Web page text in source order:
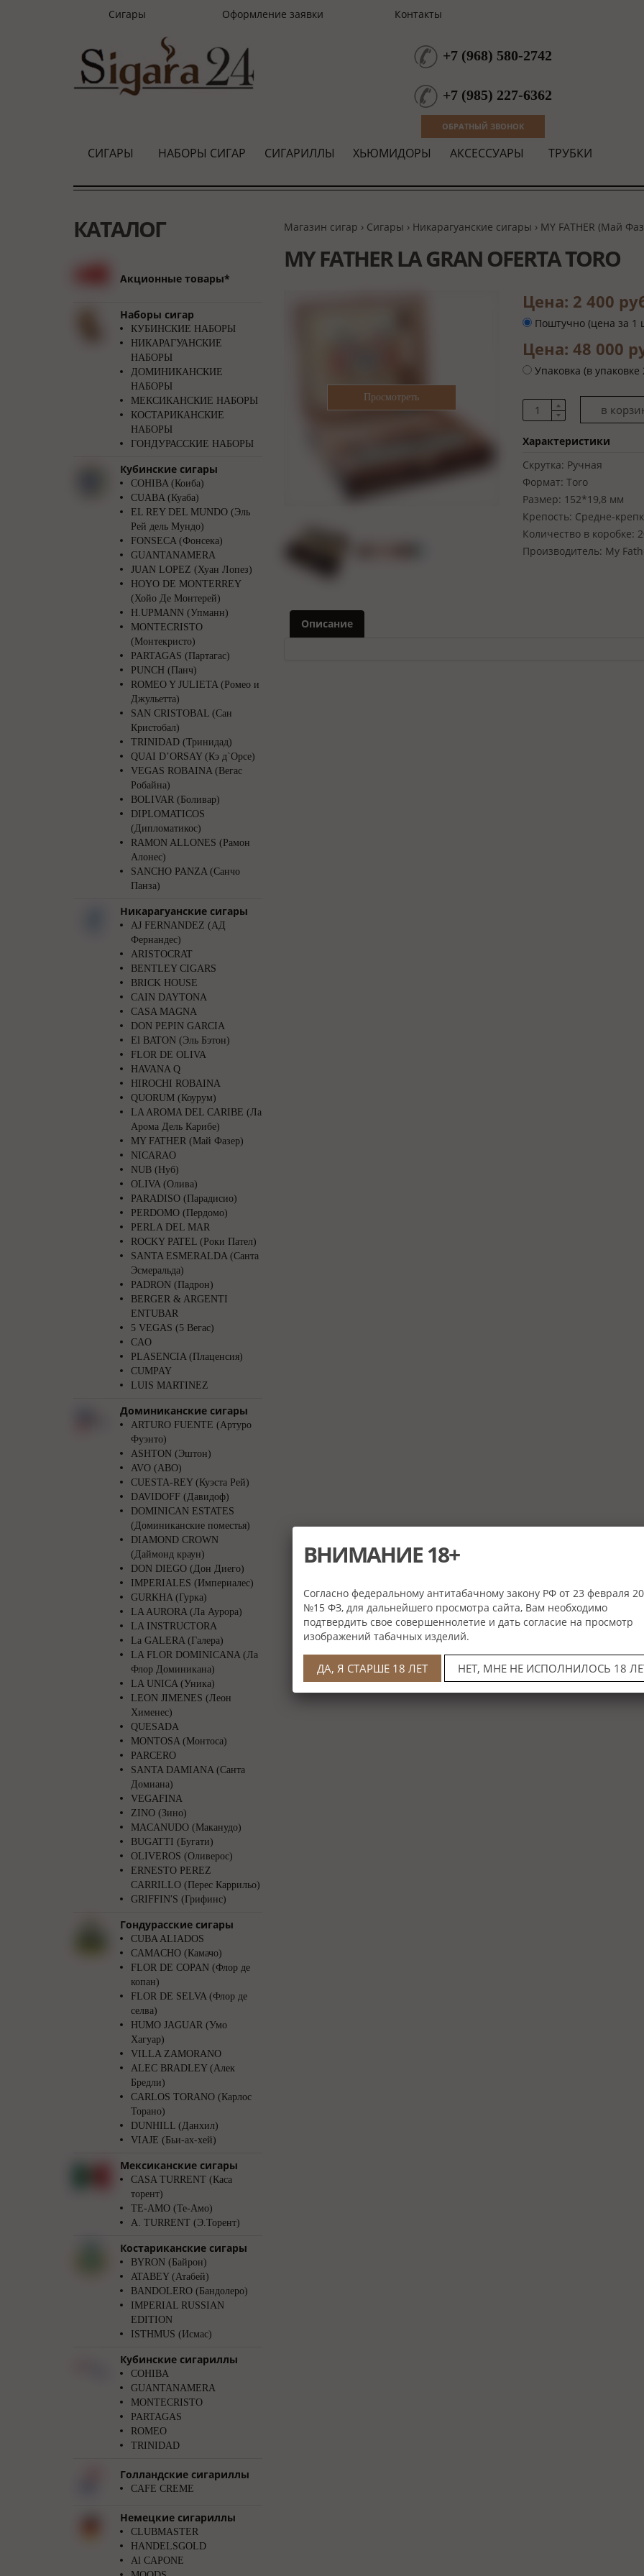
Сигары Оформление заявки Контакты
+7 (968) 580-2742
+7 (985) 227-6362
ОБРАТНЫЙ ЗВОНОК
СИГАРЫ НАБОРЫ СИГАР СИГАРИЛЛЫ ХЬЮМИДОРЫ АКСЕССУАРЫ ТРУБКИ
КАТАЛОГ
Акционные товары*
Наборы сигар
КУБИНСКИЕ НАБОРЫ
НИКАРАГУАНСКИЕ
НАБОРЫ
ДОМИНИКАНСКИЕ
НАБОРЫ
МЕКСИКАНСКИЕ НАБОРЫ
КОСТАРИКАНСКИЕ
НАБОРЫ
ГОНДУРАССКИЕ НАБОРЫ
Кубинские сигары
COHIBA (Коиба)
CUABA (Куаба)
EL REY DEL MUNDO (Эль
Рей дель Мундо)
FONSECA (Фонсека)
GUANTANAMERA
JUAN LOPEZ (Хуан Лопез)
HOYO DE MONTERREY
(Хойо Де Монтерей)
H.UPMANN (Упманн)
MONTECRISTO
(Монтекристо)
PARTAGAS (Партагас)
PUNCH (Панч)
ROMEO Y JULIETA (Ромео и
Джульетта)
SAN CRISTOBAL (Сан
Кристобал)
TRINIDAD (Тринидад)
QUAI D’ORSAY (Кэ д`Орсе)
VEGAS ROBAINA (Вегас
Робайна)
BOLIVAR (Боливар)
DIPLOMATICOS
(Дипломатикос)
RAMON ALLONES (Рамон
Алонес)
SANCHO PANZA (Санчо
Панза)
Никарагуанские сигары
AJ FERNANDEZ (АД
Фернандес)
ARISTOCRAT
BENTLEY CIGARS
BRICK HOUSE
CAIN DAYTONA
CASA MAGNA
DON PEPIN GARCIA
El BATON (Эль Бэтон)
FLOR DE OLIVA
HAVANA Q
HIROCHI ROBAINA
QUORUM (Коурум)
LA AROMA DEL CARIBE (Ла
Арома Дель Карибе)
MY FATHER (Май Фазер)
NICARAO
NUB (Нуб)
OLIVA (Олива)
PARADISO (Парадисио)
PERDOMO (Пердомо)
PERLA DEL MAR
ROCKY PATEL (Роки Пател)
SANTA ESMERALDA (Санта
Эсмеральда)
PADRON (Падрон)
BERGER & ARGENTI
ENTUBAR
5 VEGAS (5 Вегас)
CAO
PLASENCIA (Плаценсия)
CUMPAY
LUIS MARTINEZ
Доминиканские сигары
ARTURO FUENTE (Артуро
Фуэнто)
ASHTON (Эштон)
AVO (АВО)
CUESTA-REY (Куэста Рей)
DAVIDOFF (Давидоф)
DOMINICAN ESTATES
(Доминиканские поместья)
DIAMOND CROWN
(Даймонд краун)
DON DIEGO (Дон Диего)
IMPERIALES (Империалес)
GURKHA (Гурка)
LA AURORA (Ла Аурора)
LA INSTRUCTORA
La GALERA (Галера)
LA FLOR DOMINICANA (Ла
Флор Доминикана)
LA UNICA (Уника)
LEON JIMENES (Леон
Хименес)
QUESADA
MONTOSA (Монтоса)
PARCERO
SANTA DAMIANA (Санта
Домиана)
VEGAFINA
ZINO (Зино)
MACANUDO (Маканудо)
BUGATTI (Бугати)
OLIVEROS (Оливерос)
ERNESTO PEREZ
CARRILLO (Перес Каррильо)
GRIFFIN′S (Грифинс)
Гондурасские сигары
CUBA ALIADOS
CAMACHO (Камачо)
FLOR DE COPAN (Флор де
копан)
FLOR DE SELVA (Флор де
селва)
HUMO JAGUAR (Умо
Хагуар)
VILLA ZAMORANO
ALEC BRADLEY (Алек
Бредли)
CARLOS TORANO (Карлос
Торано)
DUNHILL (Данхил)
VIAJE (Бьи-ах-хей)
Мексиканские сигары
CASA TURRENT (Каса
торент)
TE-AMO (Те-Амо)
A. TURRENT (Э.Торент)
Костариканские сигары
BYRON (Байрон)
ATABEY (Атабей)
BANDOLERO (Бандолеро)
IMPERIAL RUSSIAN
EDITION
ISTHMUS (Исмас)
Кубинские сигариллы
COHIBA
GUANTANAMERA
MONTECRISTO
PARTAGAS
ROMEO
TRINIDAD
Голландские сигариллы
CAFE CREME
Немецкие сигариллы
CLUBMASTER
HANDELSGOLD
Al CAPONE
Магазин сигар › Сигары › Никарагуанские сигары › MY FATHER (Май
MY FATHER LA GRAN OFERTA TORO
Цена: 2 400
Поштучно (цена за 1
Цена: 48 000
Упаковка (в упаковке
Характеристики
Скрутка: Ручная
Формат: Toro
Размер: 152*19,8 мм
Крепость: Средне-
Количество в коробке:
Производитель: My
Описание
ВНИМАНИЕ 18+
Согласно федеральному антитабачному закону РФ от 23 февраля
№15 ФЗ, для дальнейшего просмотра сайта, Вам необходимо
подтвердить свое совершеннолетие и дать согласие на просмотр
изображений табачных изделий.
ДА, Я СТАРШЕ 18 ЛЕТ НЕТ, МНЕ НЕ ИСПОЛНИЛОСЬ 18